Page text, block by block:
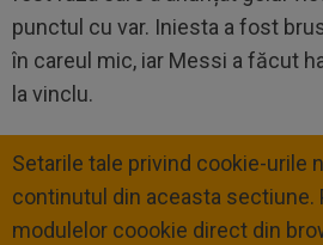
punctul cu var. Iniesta a fost
în careul mic, iar Messi a făcut
la vinclu.
Setarile tale privind cookie-urile
continutul din aceasta sectiune.
modulelor coookie direct din